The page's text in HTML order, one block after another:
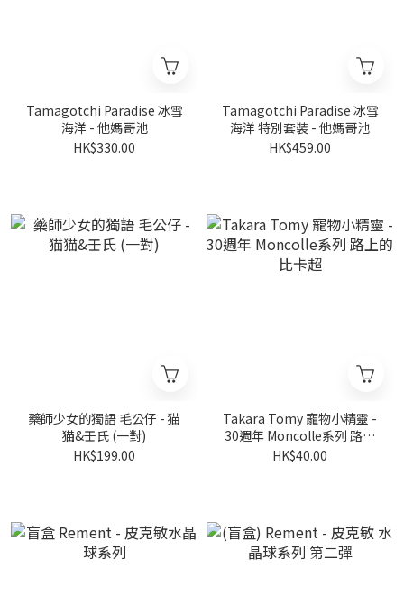
Tamagotchi Paradise 冰雪
海洋 - 他媽哥池
HK$330.00
Tamagotchi Paradise 冰雪
海洋 特別套裝 - 他媽哥池
HK$459.00
藥師少女的獨語 毛公仔 - 猫
猫&壬氏 (一對)
HK$199.00
Takara Tomy 寵物小精靈 -
30週年 Moncolle系列 路上
的比卡超
HK$40.00